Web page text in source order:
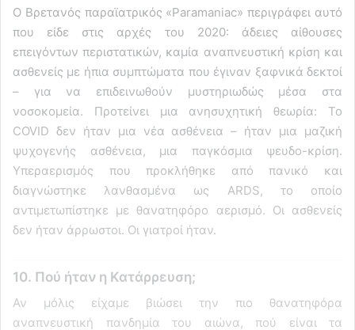
Ο Βρετανός παραϊατρικός «Paramaniac» περιγράφει αυτό
που είδε στις αρχές του 2020: άδειες αίθουσες
επειγόντων περιστατικών, καμία αναπνευστική κρίση και
ασθενείς με ήπια συμπτώματα που έγιναν ξαφνικά δεκτοί
– για να επιδεινωθούν μυστηριωδώς μέσα στα
νοσοκομεία. Προτείνει μια ανησυχητική θεωρία: Το
COVID δεν ήταν μια νέα ασθένεια – ήταν μια μαζική
ψυχογενής ασθένεια, μια παγκόσμια ψευδο-κρίση.
Υπεραερισμός που προκλήθηκε από πανικό και
διαγνώστηκε λανθασμένα ως ARDS, το οποίο
αντιμετωπίστηκε με θανατηφόρο αερισμό. Οι ασθενείς
δεν ήταν άρρωστοι. Οι γιατροί ήταν.
10. Πού ήταν η Κατάρρευση;
Αν μόλις είχαμε βιώσει την πιο θανατηφόρα
αναπνευστική πανδημία του αιώνα, πού είναι τα